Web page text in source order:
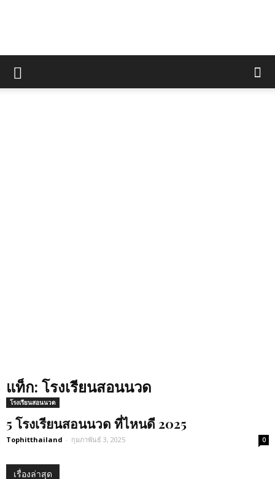
แท็ก: โรงเรียนสอนนวด
โรงเรียนสอนนวด
5 โรงเรียนสอนนวด ที่ไหนดี 2025
Tophitthailand - กุมภาพันธ์ 3, 2025 0
เรื่องล่าสุด